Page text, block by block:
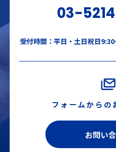
03-
受付時間：平日・土日祝日
フォームからの
お問い